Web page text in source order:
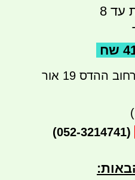
8
ניתן לבצע איסוף עצמי - רחוב ההדס 19 אור
)
(052-3214741)